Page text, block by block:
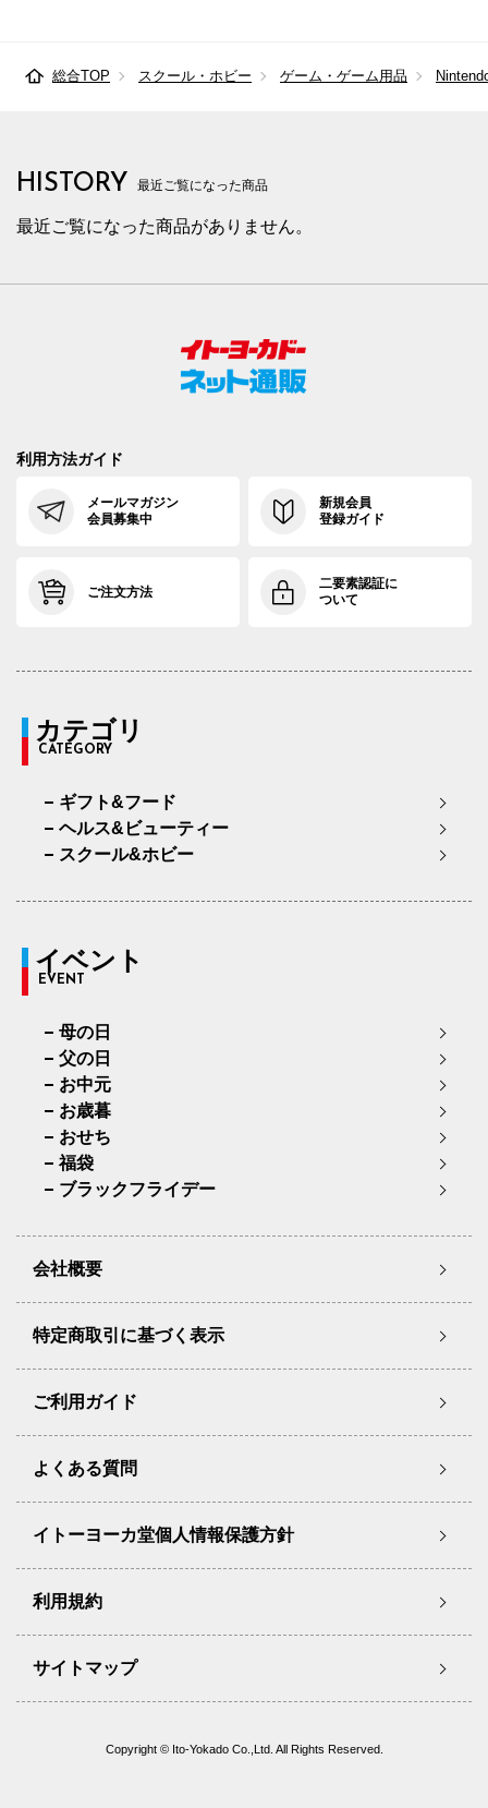
総合TOP スクール・ホビー ゲーム・ゲーム用品
HISTORY 最近ご覧になった商品
最近ご覧になった商品がありません。
利用方法ガイド
メールマガジン
会員募集中
新規会員
登録ガイド
ご注文方法
二要素認証に
ついて
カテゴリ
CATEGORY
ギフト&フード
ヘルス&ビューティー
スクール&ホビー
イベント
EVENT
母の日
父の日
お中元
お歳暮
おせち
福袋
ブラックフライデー
会社概要
特定商取引に基づく表示
ご利用ガイド
よくある質問
イトーヨーカ堂個人情報保護方針
利用規約
サイトマップ
Copyright © Ito-Yokado Co.,Ltd. All Rights Reserved.